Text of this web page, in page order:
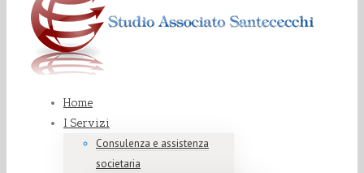
Home
I Servizi
Consulenza e assistenza
societaria